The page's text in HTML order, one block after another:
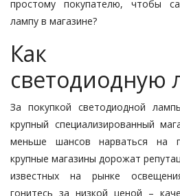
простому покупателю, чтобы
лампу в магазине?
Как
светодиодную
За покупкой светодиодной
крупный специализированный
меньше шансов нарваться на
крупные магазины дорожат
известных на рынке
гонитесь за низкой ценой –